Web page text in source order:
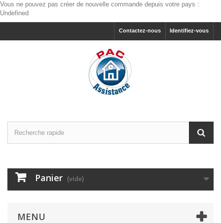
Vous ne pouvez pas créer de nouvelle commande depuis votre pays :
Undefined
Identifiez-vous
Contactez-nous
Panier (vide)
MENU